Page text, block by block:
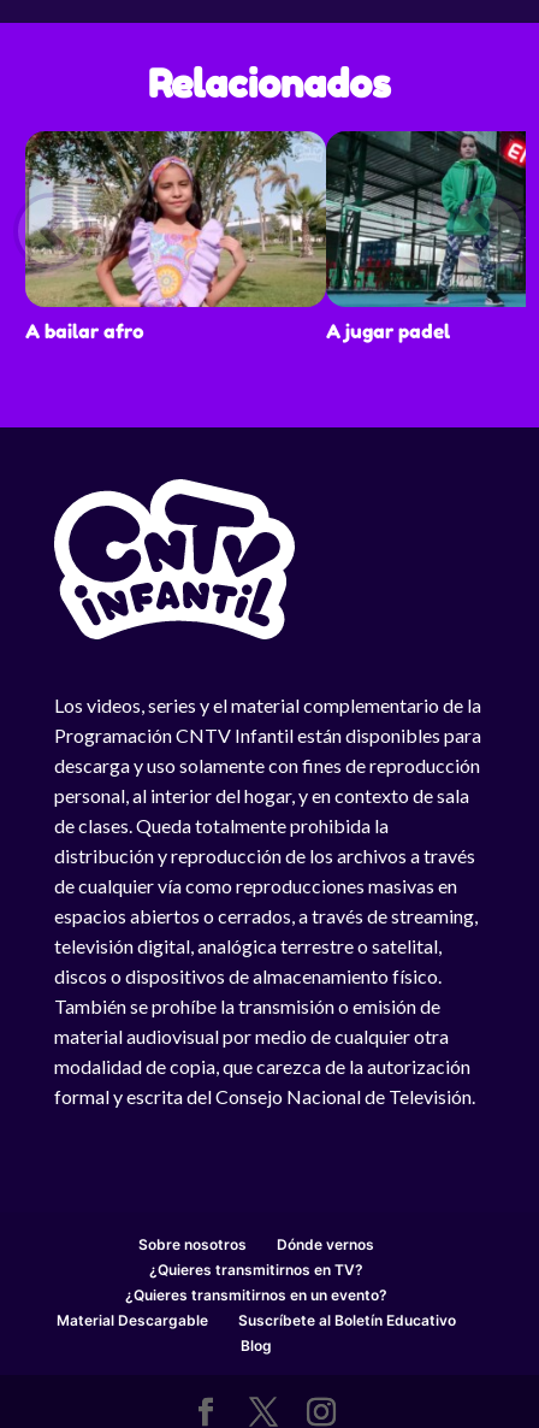
Relacionados
A bailar afro A jugar padel
Los videos, series y el material complementario de la
Programación CNTV Infantil están disponibles para
descarga y uso solamente con fines de reproducción
personal, al interior del hogar, y en contexto de sala
de clases. Queda totalmente prohibida la
distribución y reproducción de los archivos a través
de cualquier vía como reproducciones masivas en
espacios abiertos o cerrados, a través de streaming,
televisión digital, analógica terrestre o satelital,
discos o dispositivos de almacenamiento físico.
También se prohíbe la transmisión o emisión de
material audiovisual por medio de cualquier otra
modalidad de copia, que carezca de la autorización
formal y escrita del Consejo Nacional de Televisión.
Sobre nosotros
Dónde vernos
¿Quieres transmitirnos en TV?
¿Quieres transmitirnos en un evento?
Material Descargable
Suscríbete al Boletín Educativo
Blog